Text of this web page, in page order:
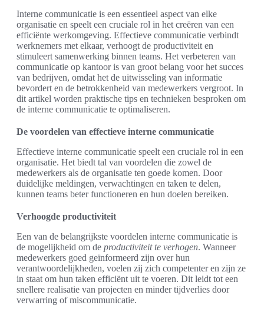
Interne communicatie is een essentieel aspect van elke
organisatie en speelt een cruciale rol in het creëren van een
efficiënte werkomgeving. Effectieve communicatie verbindt
werknemers met elkaar, verhoogt de productiviteit en
stimuleert samenwerking binnen teams. Het verbeteren van
communicatie op kantoor is van groot belang voor het succes
van bedrijven, omdat het de uitwisseling van informatie
bevordert en de betrokkenheid van medewerkers vergroot. In
dit artikel worden praktische tips en technieken besproken om
de interne communicatie te optimaliseren.
De voordelen van effectieve interne communicatie
Effectieve interne communicatie speelt een cruciale rol in een
organisatie. Het biedt tal van voordelen die zowel de
medewerkers als de organisatie ten goede komen. Door
duidelijke meldingen, verwachtingen en taken te delen,
kunnen teams beter functioneren en hun doelen bereiken.
Verhoogde productiviteit
Een van de belangrijkste voordelen interne communicatie is
de mogelijkheid om de productiviteit te verhogen. Wanneer
medewerkers goed geïnformeerd zijn over hun
verantwoordelijkheden, voelen zij zich competenter en zijn ze
in staat om hun taken efficiënt uit te voeren. Dit leidt tot een
snellere realisatie van projecten en minder tijdverlies door
verwarring of miscommunicatie.